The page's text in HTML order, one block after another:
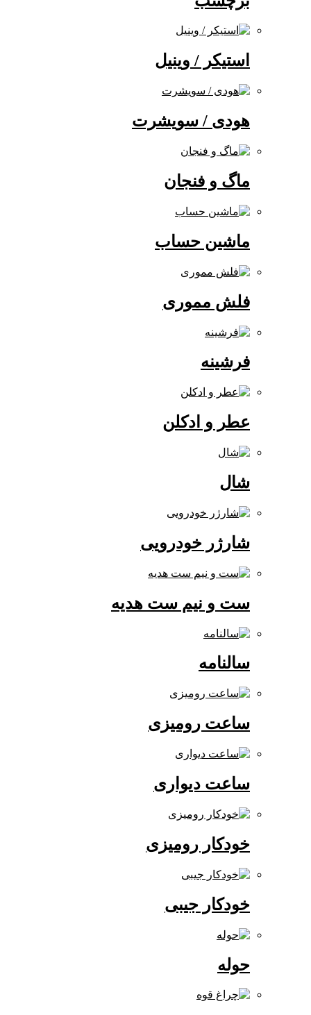
استیکر / وینیل
هودی / سویشرت
ماگ و فنجان
ماشین حساب
فلش مموری
عطر و ادکلن
شارژر خودرویی
ست و نیم ست هدیه
ساعت رومیزی
ساعت دیواری
خودکار رومیزی
خودکار جیبی